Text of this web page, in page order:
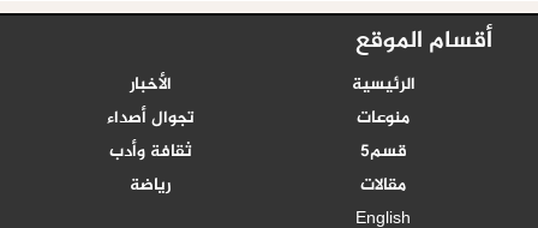
أقسام الموقع
الرئيسية
الأخبار
منوعات
تجوال أصداء
قسم5
ثقافة وأدب
مقالات
رياضة
English